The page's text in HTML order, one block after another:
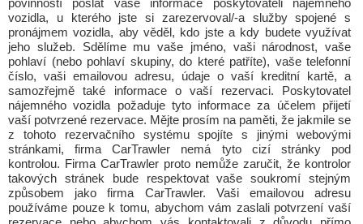
povinností poslat vaše informace poskytovateli nájemného
vozidla, u kterého jste si zarezervoval/-a služby spojené s
pronájmem vozidla, aby věděl, kdo jste a kdy budete využívat
jeho služeb. Sdělíme mu vaše jméno, vaši národnost, vaše
pohlaví (nebo pohlaví skupiny, do které patříte), vaše telefonní
číslo, vaši emailovou adresu, údaje o vaší kreditní kartě, a
samozřejmě také informace o vaší rezervaci. Poskytovatel
nájemného vozidla požaduje tyto informace za účelem přijetí
vaší potvrzené rezervace. Mějte prosím na paměti, že jakmile se
z tohoto rezervačního systému spojíte s jinými webovými
stránkami, firma CarTrawler nemá tyto cizí stránky pod
kontrolou. Firma CarTrawler proto nemůže zaručit, že kontrolor
takových stránek bude respektovat vaše soukromí stejným
způsobem jako firma CarTrawler. Vaši emailovou adresu
používáme pouze k tomu, abychom vám zaslali potvrzení vaší